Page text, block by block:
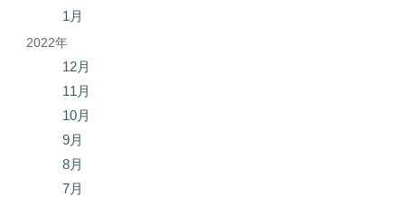
1月
2022年
12月
11月
10月
9月
8月
7月